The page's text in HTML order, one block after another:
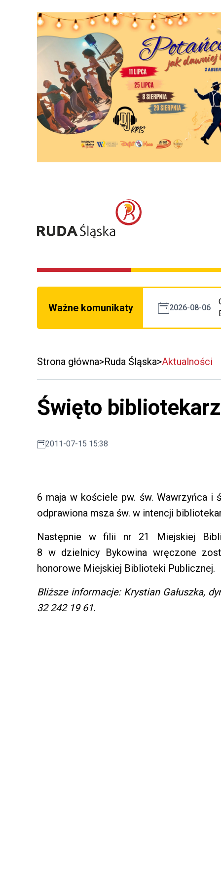
Ważne komunikaty 2026-08-06
Strona główna Ruda Śląska Aktualności
Święto
2011-07-15 15:38
6 maja w kościele pw. św. Wawrzyńca i
odprawiona msza św. w intencji
Następnie w filii nr 21 Miejskiej
8 w dzielnicy Bykowina wręczone
honorowe Miejskiej Biblioteki Publicznej.
Bliższe informacje: Krystian Gałuszka,
32 242 19 61.